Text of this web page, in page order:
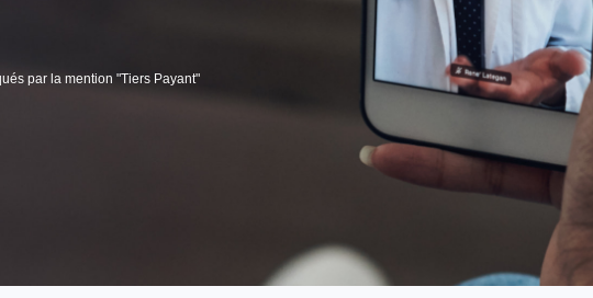
par la mention "Tiers Payant"